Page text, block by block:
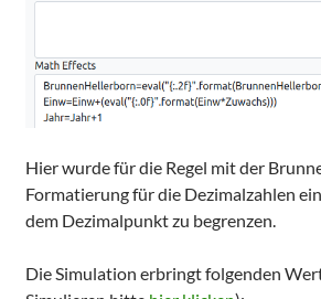
Hier wurde für die Regel mit der
Formatierung für die Dezimalzahlen
dem Dezimalpunkt zu begrenzen.
Die Simulation erbringt folgenden